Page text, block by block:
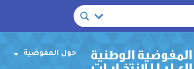
حول المفوضية